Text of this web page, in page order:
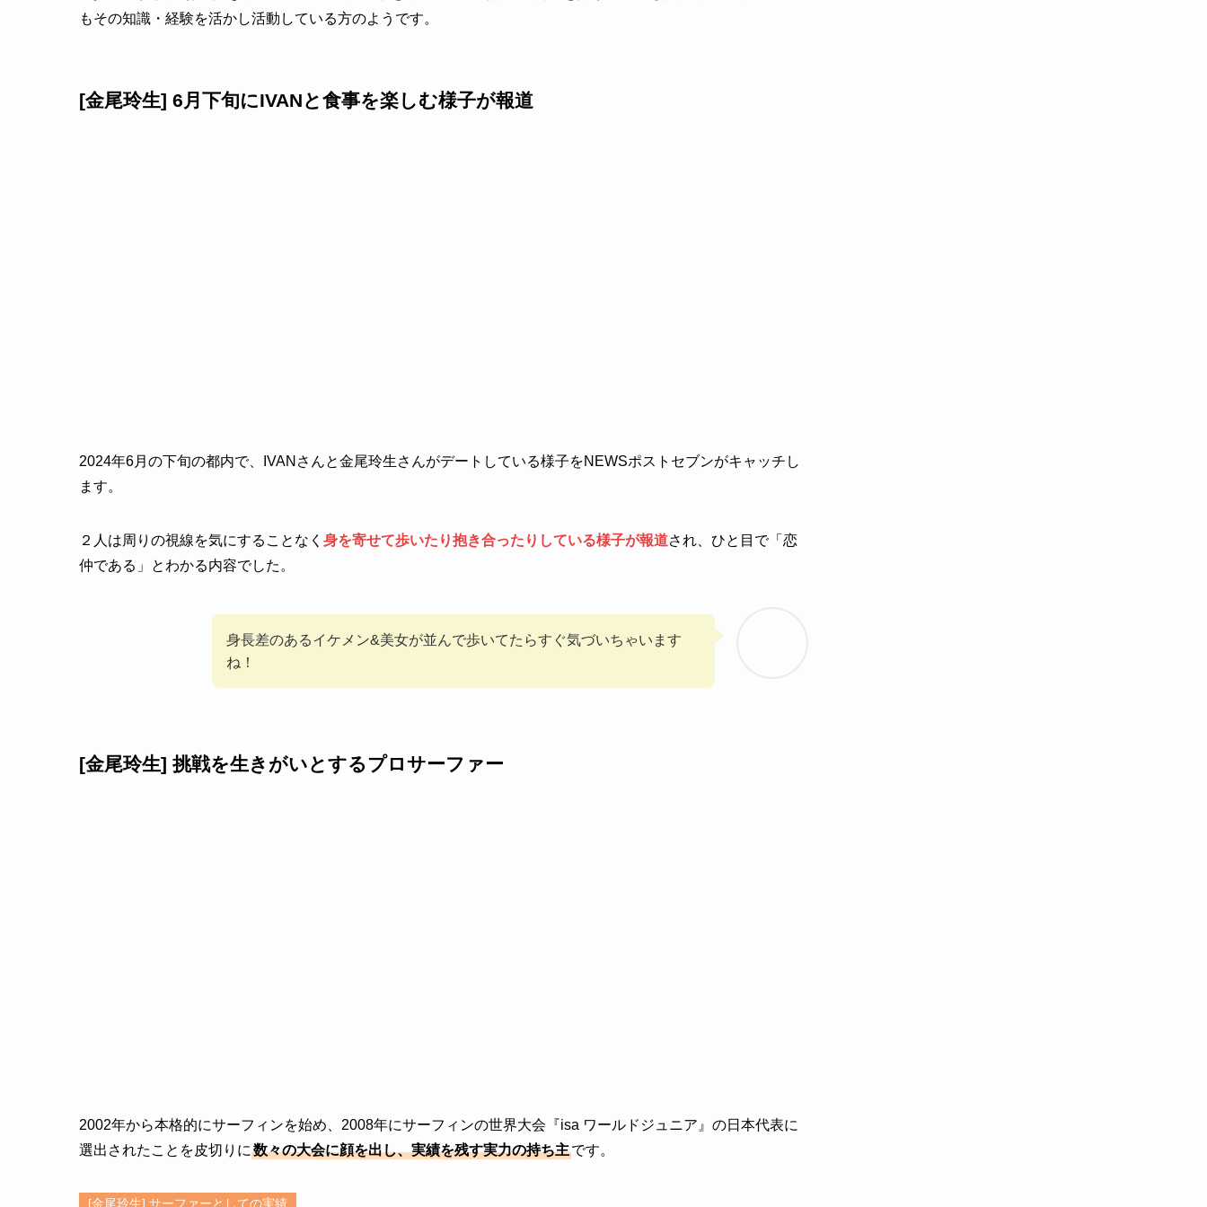
もその知識・経験を活かし活動している方のようです。
[金尾玲生] 6月下旬にIVANと食事を楽しむ様子が報道
2024年6月の下旬の都内で、IVANさんと金尾玲生さんがデートしている様子をNEWSポストセブンがキャッチし
ます。
２人は周りの視線を気にすることなく 身を寄せて歩いたり抱き合ったりしている様子が報道され、ひと目で「恋
仲である」とわかる内容でした。
身長差のあるイケメン&美女が並んで歩いてたらすぐ気づいちゃいます
ね！
[金尾玲生] 挑戦を生きがいとするプロサーファー
2002年から本格的にサーフィンを始め、2008年にサーフィンの世界大会『isa ワールドジュニア』の日本代表に
選出されたことを皮切りに 数々の大会に顔を出し、実績を残す実力の持ち主です。
[金尾玲生] サーファーとしての実績